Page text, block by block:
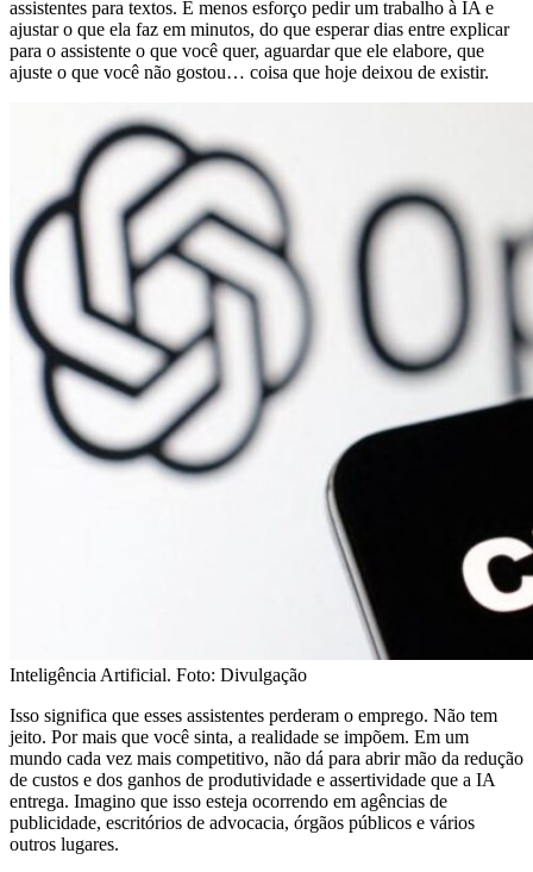
assistentes para textos. É menos esforço pedir um trabalho à IA e
ajustar o que ela faz em minutos, do que esperar dias entre explicar
para o assistente o que você quer, aguardar que ele elabore, que
ajuste o que você não gostou… coisa que hoje deixou de existir.
Inteligência Artificial. Foto: Divulgação
Isso significa que esses assistentes perderam o emprego. Não tem
jeito. Por mais que você sinta, a realidade se impõem. Em um
mundo cada vez mais competitivo, não dá para abrir mão da redução
de custos e dos ganhos de produtividade e assertividade que a IA
entrega. Imagino que isso esteja ocorrendo em agências de
publicidade, escritórios de advocacia, órgãos públicos e vários
outros lugares.